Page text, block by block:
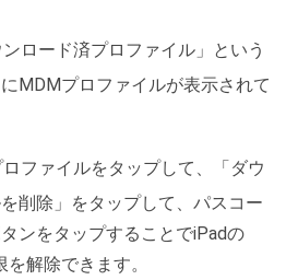
ンロード済プロファイル」という
MDMプロファイルが表示されて
ファイルをタップして、「ダウ
削除」をタップして、パスコー
ンをタップすることでiPadの
解除できます。